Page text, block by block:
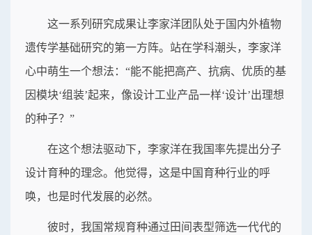
这一系列研究成果让李家洋团队处于国内外植物
遗传学基础研究的第一方阵。站在学科潮头，李家洋
心中萌生一个想法：“能不能把高产、抗病、优质的基
因模块‘组装’起来，像设计工业产品一样‘设计’出理想
的种子？”
在这个想法驱动下，李家洋在我国率先提出分子
设计育种的理念。他觉得，这是中国育种行业的呼
唤，也是时代发展的必然。
彼时，我国常规育种通过田间表型筛选一代代的